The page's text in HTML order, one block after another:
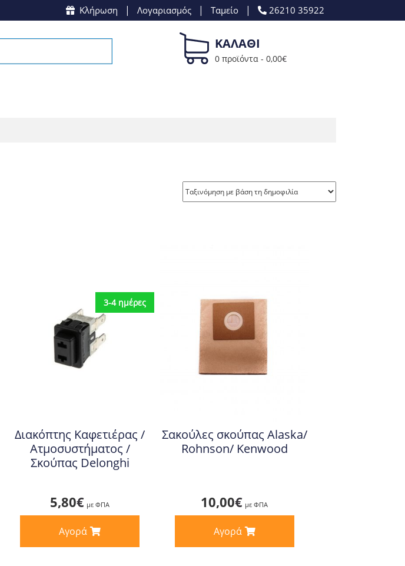
Κλήρωση | Λογαριασμός | Ταμείο | 26210 35922
ΚΑΛΑΘΙ
0 προϊόντα - 0,00€
3-4 ημέρες
Διακόπτης Καφετιέρας /
Ατμοσυστήματος /
Σκούπας Delonghi
5,80€ με ΦΠΑ
Αγορά
Σακούλες σκούπας Alaska/
Rohnson/ Kenwood
10,00€ με ΦΠΑ
Αγορά